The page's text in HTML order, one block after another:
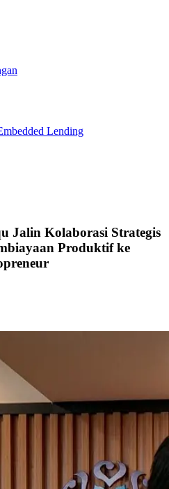
Lending
Jalin Kolaborasi Strategis
Produktif ke